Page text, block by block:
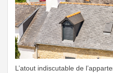
L’atout indiscutable de